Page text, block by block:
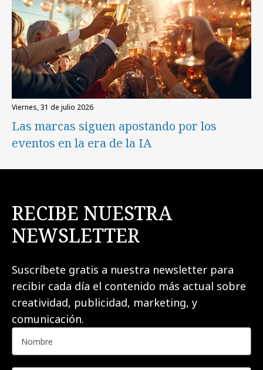
viernes, 31 de julio 2026
Las marcas siguen apostando por los
eventos en la era de la IA
RECIBE NUESTRA
NEWSLETTER
Suscríbete gratis a nuestra newsletter para
recibir cada día el contenido más actual sobre
creatividad, publicidad, marketing, y
comunicación.